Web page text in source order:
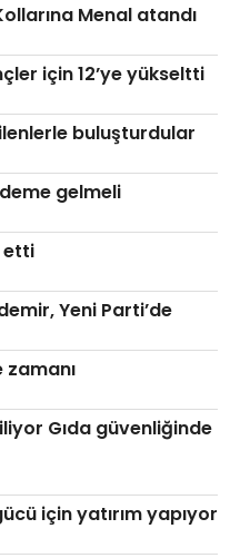
Menal atandı
için 12’ye yükseltti
buluşturdular
gelmeli
etti
Yeni Parti’de
Gıda güvenliğinde
için yatırım yapıyor